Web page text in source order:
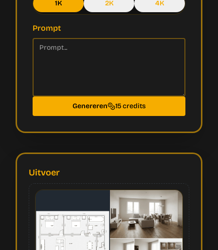
1K 2K 4K
Prompt
Genereren 15 credits
Uitvoer